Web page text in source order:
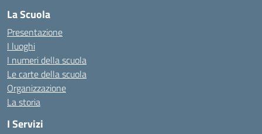
La Scuola
Presentazione
I luoghi
I numeri della scuola
Le carte della scuola
Organizzazione
La storia
I Servizi